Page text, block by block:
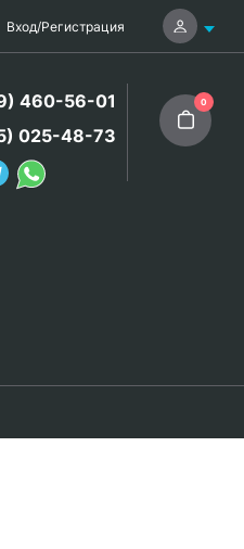
Вход/Регистрация
460-56-01
025-48-73
0